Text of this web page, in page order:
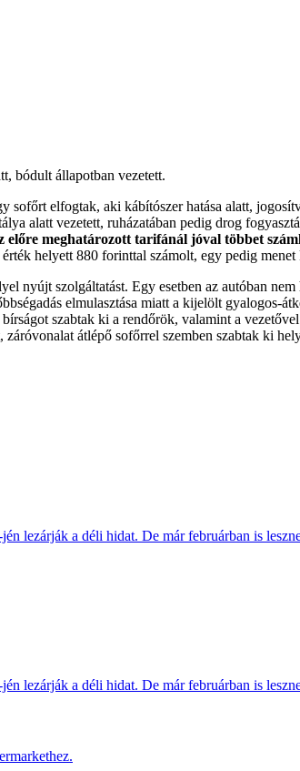
bódult állapotban vezetett.
sofőrt elfogtak, aki kábítószer hatása alatt,
alatt vezetett, ruházatában pedig drog
előre meghatározott tarifánál jóval többet
helyett 880 forinttal számolt, egy pedig
nyújt szolgáltatást. Egy esetben az autóban
elmulasztása miatt a kijelölt gyalogos-
szabtak ki a rendőrök, valamint a
átlépő sofőrrel szemben szabtak ki
lezárják a déli hidat. De már februárban is
lezárják a déli hidat. De már februárban is